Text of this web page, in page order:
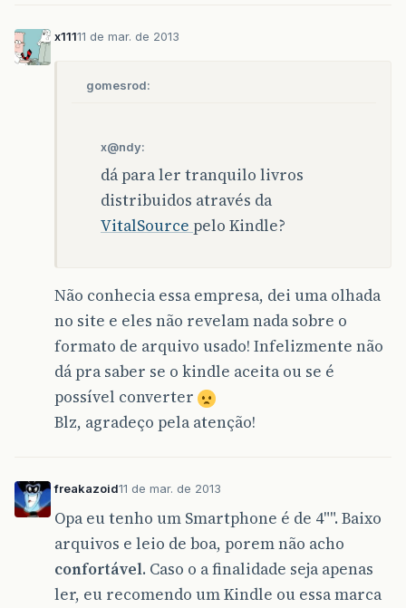
x11111 de mar. de 2013
gomesrod:
x@ndy:
dá para ler tranquilo livros
distribuidos através da
VitalSource pelo Kindle?
Não conhecia essa empresa, dei uma olhada
no site e eles não revelam nada sobre o
formato de arquivo usado! Infelizmente não
dá pra saber se o kindle aceita ou se é
possível converter
Blz, agradeço pela atenção!
freakazoid11 de mar. de 2013
Opa eu tenho um Smartphone é de 4"". Baixo
arquivos e leio de boa, porem não acho
confortável. Caso o a finalidade seja apenas
ler, eu recomendo um Kindle ou essa marca